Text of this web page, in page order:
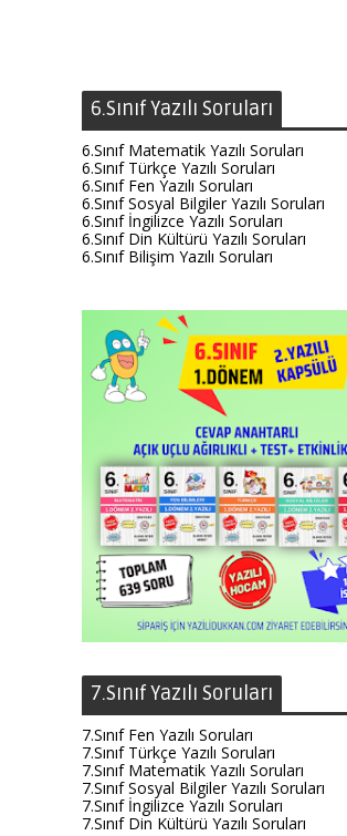
6.Sınıf Yazılı Soruları
6.Sınıf Matematik Yazılı Soruları
6.Sınıf Türkçe Yazılı Soruları
6.Sınıf Fen Yazılı Soruları
6.Sınıf Sosyal Bilgiler Yazılı Soruları
6.Sınıf İngilizce Yazılı Soruları
6.Sınıf Din Kültürü Yazılı Soruları
6.Sınıf Bilişim Yazılı Soruları
7.Sınıf Yazılı Soruları
7.Sınıf Fen Yazılı Soruları
7.Sınıf Türkçe Yazılı Soruları
7.Sınıf Matematik Yazılı Soruları
7.Sınıf Sosyal Bilgiler Yazılı Soruları
7.Sınıf İngilizce Yazılı Soruları
7.Sınıf Din Kültürü Yazılı Soruları